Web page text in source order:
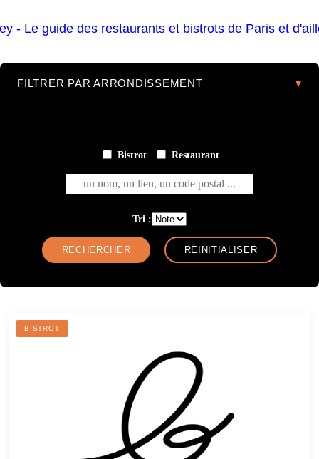
FILTRER PAR ARRONDISSEMENT
Bistrot Restaurant
un nom, un lieu, un code postal ...
Tri :
BISTROT